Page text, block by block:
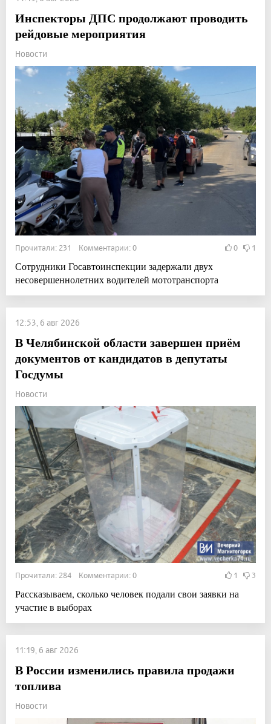
Инспекторы ДПС продолжают проводить
рейдовые мероприятия
Новости
Прочитали: 231 Комментарии: 0 0 1
Сотрудники Госавтоинспекции задержали двух
несовершеннолетних водителей мототранспорта
12:53, 6 авг 2026
В Челябинской области завершен приём
документов от кандидатов в депутаты
Госдумы
Новости
Прочитали: 284 Комментарии: 0 1 3
Рассказываем, сколько человек подали свои заявки на
участие в выборах
11:19, 6 авг 2026
В России изменились правила продажи
топлива
Новости